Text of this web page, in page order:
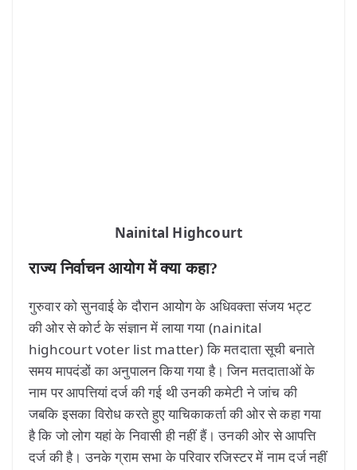
Nainital Highcourt
राज्य निर्वाचन आयोग में क्या कहा?
गुरुवार को सुनवाई के दौरान आयोग के अधिवक्ता संजय भट्ट
की ओर से कोर्ट के संज्ञान में लाया गया (nainital
highcourt voter list matter) कि मतदाता सूची बनाते
समय मापदंडों का अनुपालन किया गया है। जिन मतदाताओं के
नाम पर आपत्तियां दर्ज की गई थी उनकी कमेटी ने जांच की
जबकि इसका विरोध करते हुए याचिकाकर्ता की ओर से कहा गया
है कि जो लोग यहां के निवासी ही नहीं हैं। उनकी ओर से आपत्ति
दर्ज की है। उनके ग्राम सभा के परिवार रजिस्टर में नाम दर्ज नहीं